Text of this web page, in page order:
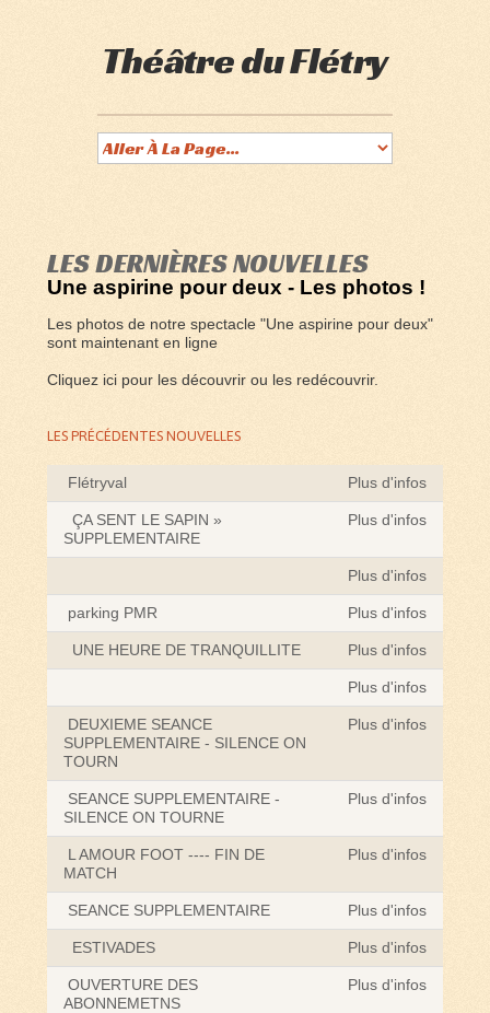
Théâtre du Flétry
LES DERNIÈRES NOUVELLES
Une aspirine pour deux - Les photos !
Les photos de notre spectacle "Une aspirine pour deux"
sont maintenant en ligne
Cliquez icipour les découvrir ou les redécouvrir.
LES PRÉCÉDENTES NOUVELLES
Flétryval Plus d'infos
ÇA SENT LE SAPIN »
SUPPLEMENTAIRE
Plus d'infos
Plus d'infos
parking PMR Plus d'infos
UNE HEURE DE TRANQUILLITE Plus d'infos
Plus d'infos
DEUXIEME SEANCE
SUPPLEMENTAIRE - SILENCE ON
TOURN
Plus d'infos
SEANCE SUPPLEMENTAIRE -
SILENCE ON TOURNE
Plus d'infos
L AMOUR FOOT ---- FIN DE
MATCH
Plus d'infos
SEANCE SUPPLEMENTAIRE Plus d'infos
ESTIVADES Plus d'infos
OUVERTURE DES
ABONNEMETNS
Plus d'infos